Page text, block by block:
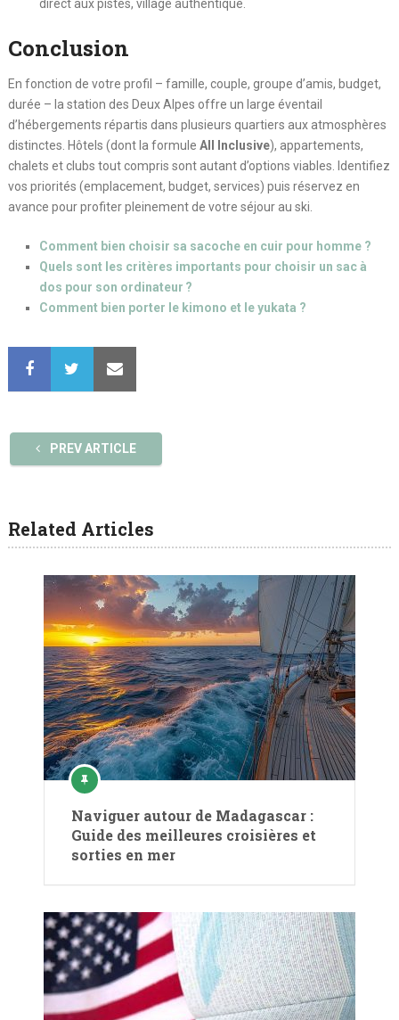
direct aux pistes, village authentique.
Conclusion
En fonction de votre profil – famille, couple, groupe d’amis, budget,
durée – la station des Deux Alpes offre un large éventail
d’hébergements répartis dans plusieurs quartiers aux atmosphères
distinctes. Hôtels (dont la formule All Inclusive), appartements,
chalets et clubs tout compris sont autant d’options viables. Identifiez
vos priorités (emplacement, budget, services) puis réservez en
avance pour profiter pleinement de votre séjour au ski.
Comment bien choisir sa sacoche en cuir pour homme ?
Quels sont les critères importants pour choisir un sac à
dos pour son ordinateur ?
Comment bien porter le kimono et le yukata ?
PREV ARTICLE
Related Articles
Naviguer autour de Madagascar :
Guide des meilleures croisières et
sorties en mer